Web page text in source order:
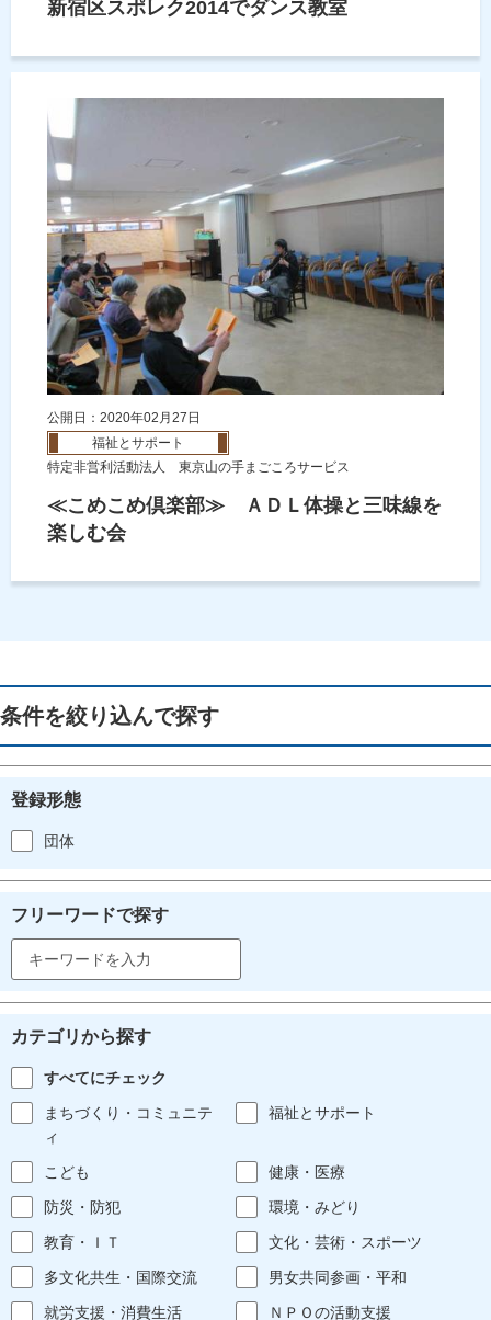
新宿区スポレク2014でダンス教室
公開日：2020年02月27日
福祉とサポート
特定非営利活動法人 東京山の手まごころサービス
≪こめこめ倶楽部≫ ＡＤＬ体操と三味線を
楽しむ会
条件を絞り込んで探す
登録形態
団体
フリーワードで探す
カテゴリから探す
すべてにチェック
まちづくり・コミュニテ
ィ
福祉とサポート
こども
健康・医療
防災・防犯
環境・みどり
教育・ＩＴ
文化・芸術・スポーツ
多文化共生・国際交流
男女共同参画・平和
就労支援・消費生活
ＮＰＯの活動支援